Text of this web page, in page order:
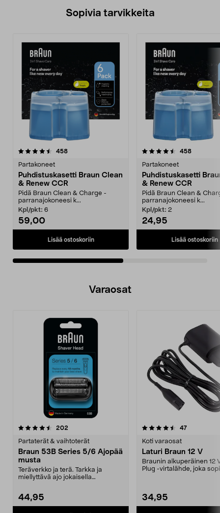
Sopivia tarvikkeita
458arvostelut
Partakoneet
Puhdistuskasetti Braun Clean
& Renew CCR
Pidä Braun Clean & Charge -
parranajokoneesi k...
Kpl/pkt: 6
59,00
Lisää ostoskoriin
4.5viidestä
458arvostelut
Partakoneet
Puhdistuskasetti
& Renew CCR
Pidä Braun Clean &
parranajokoneesi k...
Kpl/pkt: 2
24,95
Lisää ostoskoriin
4.5viidestä
Varaosat
202
Partaterät & vaihtoterät
Braun 53B Series 5/6 Ajopää
musta
Teräverkko ja terä. Tarkka ja
miellyttävä ajo jokaisella
44,95
4.5viidestä
47arvostelut
Koti varaosat
Laturi Braun 12 V
Braunin alkuperäinen 12
Plug -virtalähde, joka
34,95
4.0viidestä